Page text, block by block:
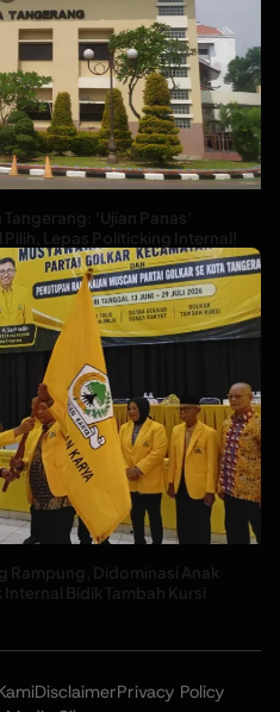
‘Ujian Panas’
Lepas Politicking Internal!
Rampung, Didominasi Anak
Bidik Tambah Kursi
DisclaimerPrivacy Policy